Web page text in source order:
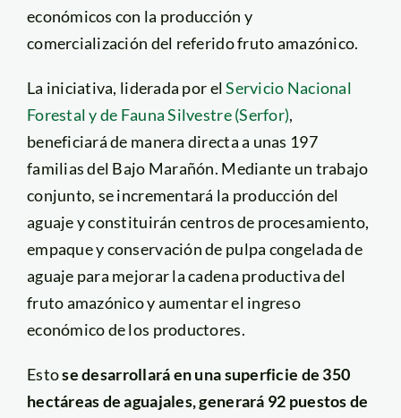
económicos con la producción y
comercialización del referido fruto amazónico.
La iniciativa, liderada por elServicio Nacional
Forestal y de Fauna Silvestre (Serfor),
beneficiará de manera directa a unas 197
familias del Bajo Marañón. Mediante un trabajo
conjunto, se incrementará la producción del
aguaje y constituirán centros de procesamiento,
empaque y conservación de pulpa congelada de
aguaje para mejorar la cadena productiva del
fruto amazónico y aumentar el ingreso
económico de los productores.
Estose desarrollará en una superficie de 350
hectáreas de aguajales, generará 92 puestos de